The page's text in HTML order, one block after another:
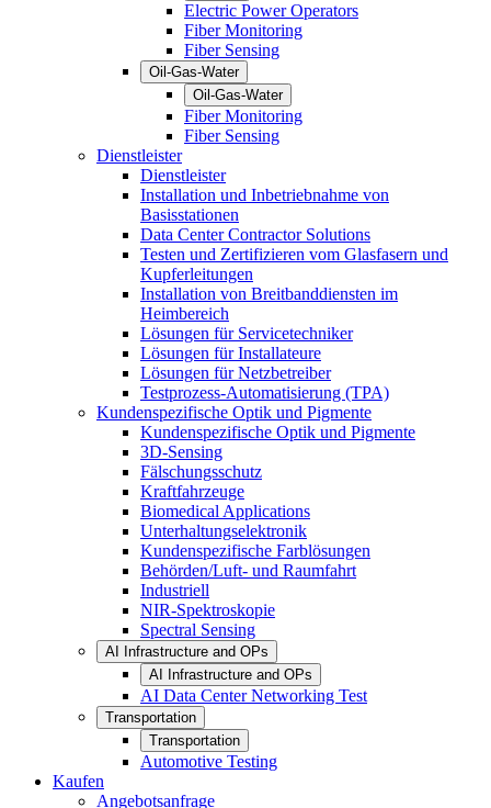
Electric Power Operators
Fiber Monitoring
Fiber Sensing
Oil-Gas-Water
Oil-Gas-Water
Fiber Monitoring
Fiber Sensing
Dienstleister
Dienstleister
Installation und Inbetriebnahme von
Basisstationen
Data Center Contractor Solutions
Testen und Zertifizieren vom Glasfasern und
Kupferleitungen
Installation von Breitbanddiensten im
Heimbereich
Lösungen für Servicetechniker
Lösungen für Installateure
Lösungen für Netzbetreiber
Testprozess-Automatisierung (TPA)
Kundenspezifische Optik und Pigmente
Kundenspezifische Optik und Pigmente
3D-Sensing
Fälschungsschutz
Kraftfahrzeuge
Biomedical Applications
Unterhaltungselektronik
Kundenspezifische Farblösungen
Behörden/Luft- und Raumfahrt
Industriell
NIR-Spektroskopie
Spectral Sensing
AI Infrastructure and OPs
AI Infrastructure and OPs
AI Data Center Networking Test
Transportation
Transportation
Automotive Testing
Kaufen
Angebotsanfrage